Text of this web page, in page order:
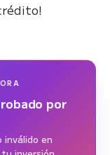
por
en